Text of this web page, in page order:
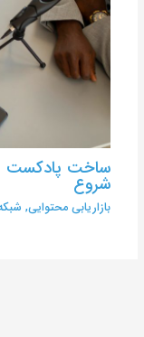
ساخت پادکست از
شروع
بازاریابی محتوایی,